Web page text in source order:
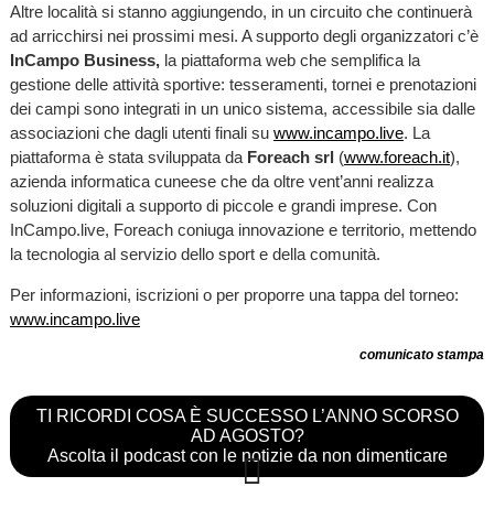
Altre località si stanno aggiungendo, in un circuito che continuerà
ad arricchirsi nei prossimi mesi. A supporto degli organizzatori c’è
InCampo Business,la piattaforma web che semplifica la
gestione delle attività sportive: tesseramenti, tornei e prenotazioni
dei campi sono integrati in un unico sistema, accessibile sia dalle
associazioni che dagli utenti finali su www.incampo.live. La
piattaforma è stata sviluppata da Foreach srl (www.foreach.it),
azienda informatica cuneese che da oltre vent’anni realizza
soluzioni digitali a supporto di piccole e grandi imprese. Con
InCampo.live, Foreach coniuga innovazione e territorio, mettendo
la tecnologia al servizio dello sport e della comunità.
Per informazioni, iscrizioni o per proporre una tappa del torneo:
www.incampo.live
comunicato stampa
TI RICORDI COSA È SUCCESSO L’ANNO SCORSO
AD AGOSTO?
Ascolta il podcast con le notizie da non dimenticare